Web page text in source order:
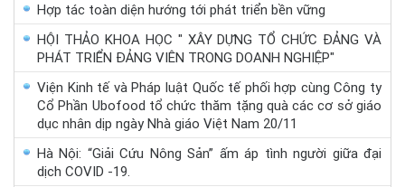
Hợp tác toàn diện hướng tới phát triển bền vững
HỘI THẢO KHOA HỌC " XÂY DỰNG TỔ CHỨC ĐẢNG VÀ
PHÁT TRIỂN ĐẢNG VIÊN TRONG DOANH NGHIỆP"
Viện Kinh tế và Pháp luật Quốc tế phối hợp cùng Công ty
Cổ Phần Ubofood tổ chức thăm tặng quà các cơ sở giáo
dục nhân dịp ngày Nhà giáo Việt Nam 20/11
Hà Nội: “Giải Cứu Nông Sản” ấm áp tình người giữa đại
dịch COVID -19.